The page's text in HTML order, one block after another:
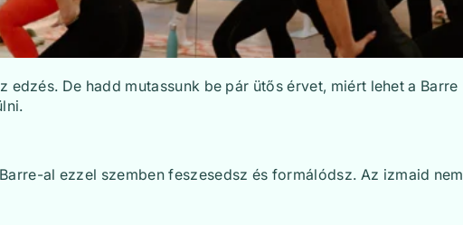
De hadd mutassunk be pár ütős érvet, miért lehet a Barre
al ezzel szemben feszesedsz és formálódsz. Az izmaid nem